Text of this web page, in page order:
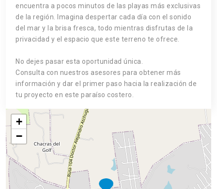
encuentra a pocos minutos de las playas más exclusivas
de la región. Imagina despertar cada día con el sonido
del mar y la brisa fresca, todo mientras disfrutas de la
privacidad y el espacio que este terreno te ofrece.
No dejes pasar esta oportunidad única.
Consulta con nuestros asesores para obtener más
información y dar el primer paso hacia la realización de
tu proyecto en este paraíso costero.
+
−